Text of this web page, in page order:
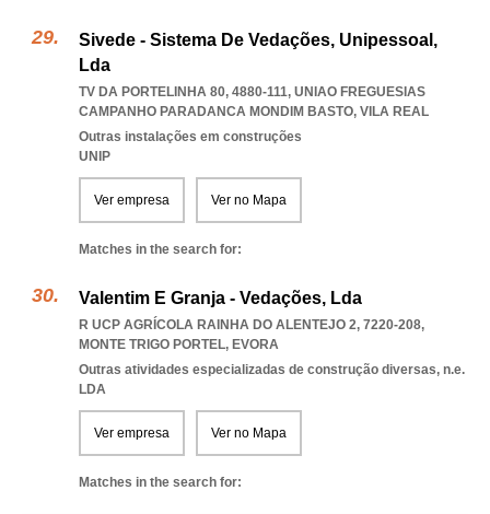
Sivede - Sistema De Vedações, Unipessoal,
Lda
TV DA PORTELINHA 80, 4880-111, UNIAO FREGUESIAS
CAMPANHO PARADANCA MONDIM BASTO, VILA REAL
Outras instalações em construções
UNIP
Ver empresa Ver no Mapa
Matches in the search for:
Valentim E Granja - Vedações, Lda
R UCP AGRÍCOLA RAINHA DO ALENTEJO 2, 7220-208,
MONTE TRIGO PORTEL, EVORA
Outras atividades especializadas de construção diversas, n.e.
LDA
Ver empresa Ver no Mapa
Matches in the search for: